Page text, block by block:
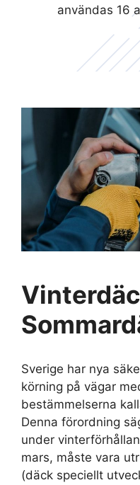
användas 16
Sverige har nya
körning på vägar
bestämmelserna
Denna förordning
under
mars, måste vara
(däck speciellt